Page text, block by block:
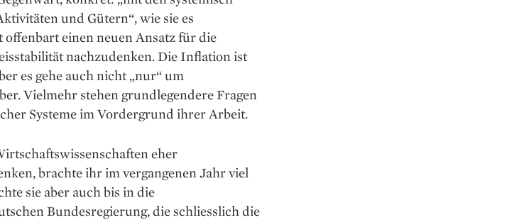
und Gütern“, wie sie es
offenbart einen neuen Ansatz für die
nachzudenken. Die Inflation ist
es gehe auch nicht „nur“ um
Vielmehr stehen grund­legendere Fragen
Systeme im Vor­der­grund ihrer Arbeit.
eher
brachte ihr im vergangenen Jahr viel
sie aber auch bis in die
Bundesregierung, die schliesslich die